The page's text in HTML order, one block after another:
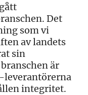
Det
som vi
av landets
sin
är
leverantörerna
integritet.